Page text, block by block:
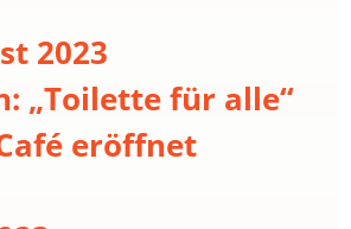
2023
„Toilette für alle“
eröffnet